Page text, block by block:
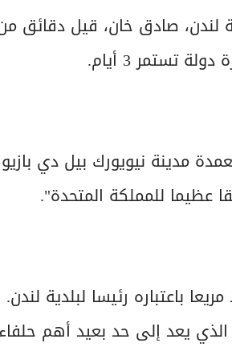
لندن، صادق خان، قيل دقائق
تستمر 3 أيام.
مدينة نيويورك بيل دي بازيو،
عظيما للمملكة المتحدة".
باعتباره رئيسا لبلدية
يعد إلى حد بعيد أهم